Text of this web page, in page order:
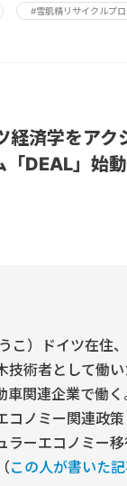
#雪肌精リサイクルプ
経済学をア
「DEAL」始
こ）ドイツ在住
技術者として働
車関連企業で働
コノミー関連政
ーエコノミー移
この人が書いた